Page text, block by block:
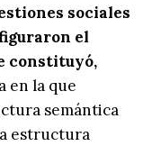
sociales
el
constituyó,
en la que
semántica
estructura